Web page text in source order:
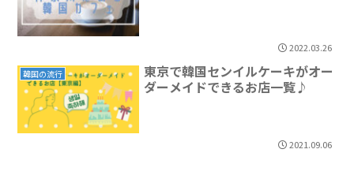
2022.03.26
韓国の流行
東京で韓国センイルケーキがオー
ダーメイドできるお店一覧♪
2021.09.06